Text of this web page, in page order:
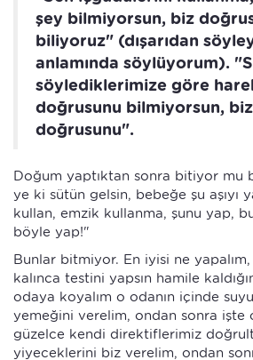
şey bilmiyorsun, biz
biliyoruz" (dışarıdan
anlamında söylüyorum).
söylediklerimize göre
doğrusunu bilmiyorsun,
doğrusunu".
Doğum yaptıktan sonra bitiyor mu
ye ki sütün gelsin, bebeğe şu aşıyı
kullan, emzik kullanma, şunu yap,
böyle yap!"
Bunlar bitmiyor. En iyisi ne
kalınca testini yapsın hamile
odaya koyalım o odanın içinde
yemeğini verelim, ondan sonra işte
güzelce kendi direktiflerimiz
yiyeceklerini biz verelim, ondan